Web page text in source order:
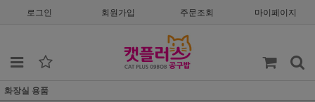
로그인 회원가입 주문조회 마이페이지
화장실 용품